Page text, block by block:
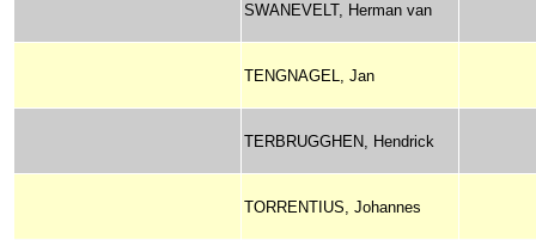
SWANEVELT, Herman van
TENGNAGEL, Jan
TERBRUGGHEN, Hendrick
TORRENTIUS, Johannes